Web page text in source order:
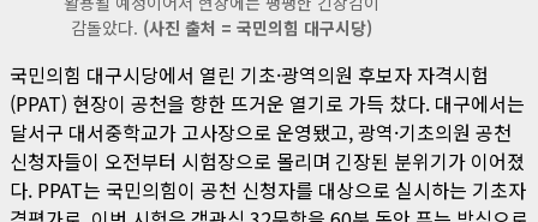
감돌았다. (사진 출처 = 국민의힘 대구시당)
국민의힘 대구시당에서 열린 기초·광역의원 후보자 자격시험
(PPAT) 현장이 공천을 향한 뜨거운 열기로 가득 찼다. 대구에서는
달서구 대서중학교가 고사장으로 운영됐고, 광역·기초의원 공천
신청자들이 오전부터 시험장으로 몰리며 긴장된 분위기가 이어졌
다. PPAT는 국민의힘이 공천 신청자를 대상으로 실시하는 기초자